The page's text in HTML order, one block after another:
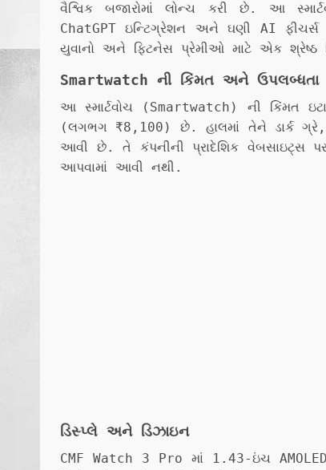
વૈશ્વિક બજારોમાં લોન્ચ કરી છે. આ
ChatGPT ઇન્ટિગ્રેશન અને ઘણી AI
યુવાનો અને ફિટનેસ પ્રેમીઓ માટે એક શ્રેષ્ઠ
Smartwatch ની કિંમત અને ઉપલબ્ધતા
આ સ્માર્ટવોચ (Smartwatch) ની કિંમત
(લગભગ ₹8,100) છે. હાલમાં તેને ડાર્ક
આવી છે. તે કંપનીની પ્રાદેશિક વેબસાઇટ્સ
આપવામાં આવી નથી.
ડિસ્પ્લે અને ડિઝાઇન
CMF Watch 3 Pro માં 1.43-ઇંચ